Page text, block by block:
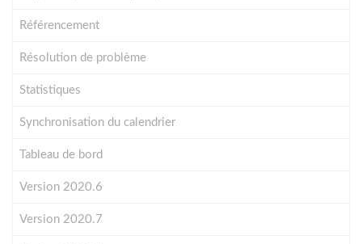
Référencement
Résolution de problème
Statistiques
Synchronisation du calendrier
Tableau de bord
Version 2020.6
Version 2020.7